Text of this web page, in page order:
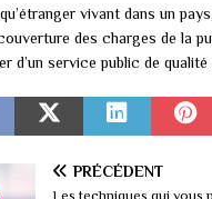
vivant dans un
des charges de la
d’un service public de
PRÉCÉDENT
Les techniques qui vous